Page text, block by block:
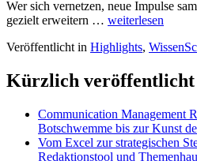
Wer sich vernetzen, neue Impulse
gezielt erweitern … Events
für
Communications,
PR,
KI
und
Social
weiterlesen
Veröffentlicht in Highlights, Wissen
Kürzlich veröffentlicht
Communication Management
Botschwemme bis zur Kunst
Vom Excel zur strategischen
Redaktionstool und